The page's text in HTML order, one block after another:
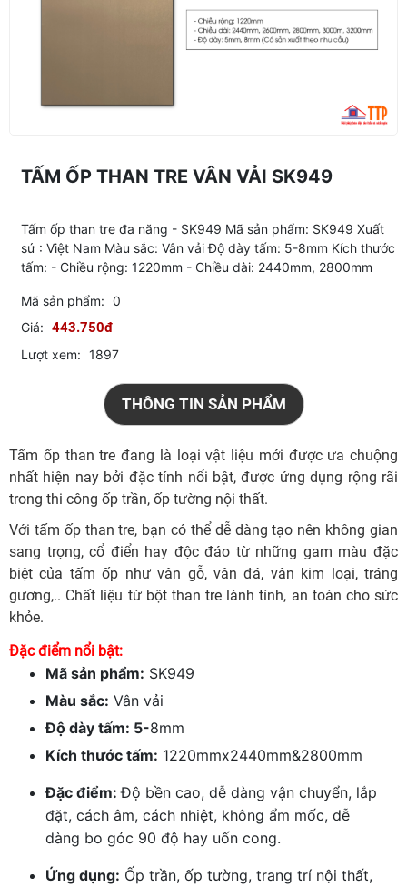
TẤM ỐP THAN TRE VÂN VẢI SK949
Tấm ốp than tre đa năng - SK949 Mã sản phẩm: SK949 Xuất
sứ : Việt Nam Màu sắc: Vân vải Độ dày tấm: 5-8mm Kích thước
tấm: - Chiều rộng: 1220mm - Chiều dài: 2440mm, 2800mm
Mã sản phẩm: 0
Giá: 443.750đ
Lượt xem: 1897
THÔNG TIN SẢN PHẨM
Tấm ốp than tre đang là loại vật liệu mới được ưa chuộng
nhất hiện nay bởi đặc tính nổi bật, được ứng dụng rộng rãi
trong thi công ốp trần, ốp tường nội thất.
Với tấm ốp than tre, bạn có thể dễ dàng tạo nên không gian
sang trọng, cổ điển hay độc đáo từ những gam màu đặc
biệt của tấm ốp như vân gỗ, vân đá, vân kim loại, tráng
gương,.. Chất liệu từ bột than tre lành tính, an toàn cho sức
khỏe.
Đặc điểm nổi bật:
Mã sản phẩm: SK949
Màu sắc: Vân vải
Độ dày tấm: 5-8mm
Kích thước tấm: 1220mmx2440mm&2800mm
Đặc điểm:Độ bền cao, dễ dàng vận chuyển, lắp
đặt, cách âm, cách nhiệt, không ẩm mốc, dễ
dàng bo góc 90 độ hay uốn cong.
Ứng dụng: Ốp trần, ốp tường, trang trí nội thất,